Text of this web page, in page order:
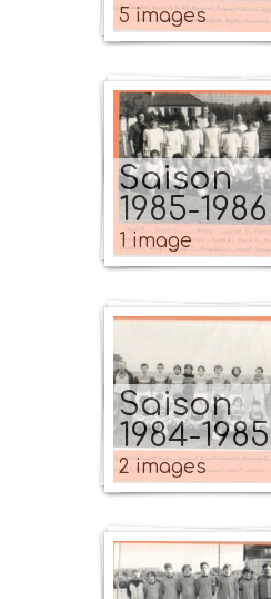
5 images
Saison
1985-1986
1 image
Saison
1984-1985
2 images